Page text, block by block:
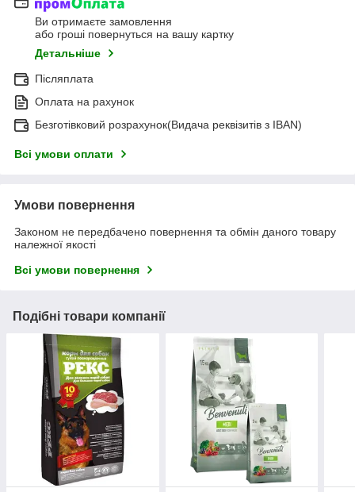
Ви отримаєте замовлення
або гроші повернуться на вашу картку
Детальніше
Післяплата
Оплата на рахунок
Безготівковий розрахунок(Видача реквізитів з IBAN)
Всі умови оплати
Умови повернення
Законом не передбачено повернення та обмін даного товару
належної якості
Всі умови повернення
Подібні товари компанії